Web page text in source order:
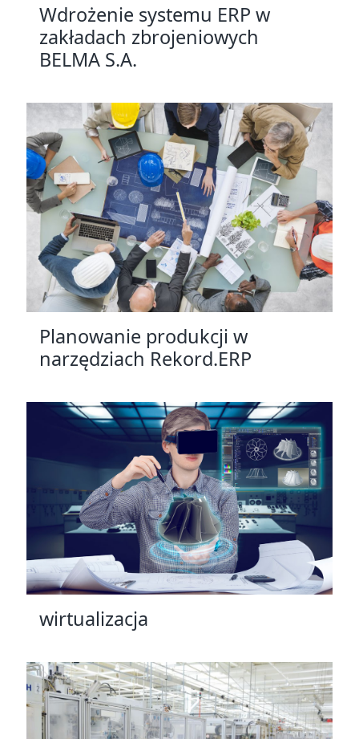
Wdrożenie systemu ERP w
zakładach zbrojeniowych
BELMA S.A.
Planowanie produkcji w
narzędziach Rekord.ERP
wirtualizacja